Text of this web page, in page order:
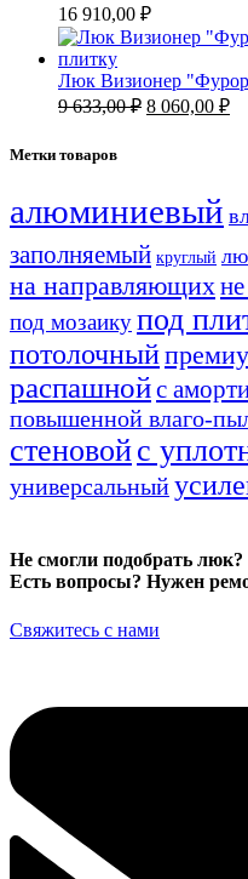
16 910,00 ₽
Люк Визионер
9 633,00₽ 8 060,00 ₽
Метки товаров
алюминиевый
заполняемый круглый
на направляющих
под мозаикупод
потолочный
распашнойс
повышенной влаго-
стеновойс
универсальный
Не смогли подобрать люк?
Есть вопросы? Нужен
Свяжитесь с нами